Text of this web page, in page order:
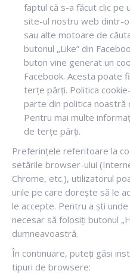
faptul că s-a făcut clic pe
site-ul nostru web dintr-
sau alte motoare de
butonul „Like” din
buton vine generat un
Facebook. Acesta poate
terțe părți. Politica
parte din politica noastră
Pentru mai multe
de terțe părți.
Preferințele referitoare la
setările browser-ului
Chrome, etc.), utilizatorul
urile pe care dorește să le
le accepte. Pentru a ști
necesar să folosiți butonul
dumneavoastră.
În continuare, puteți găsi
tipuri de browsere: